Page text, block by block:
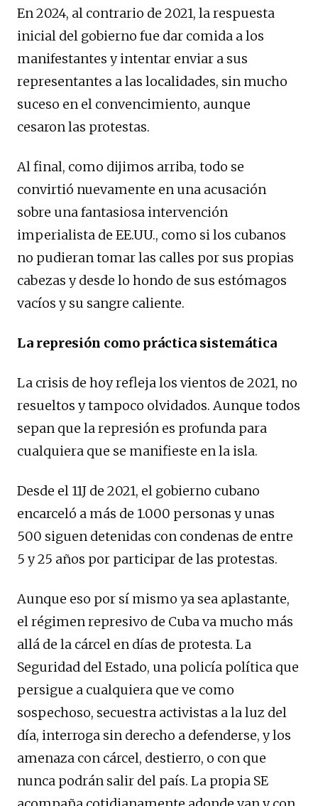
En 2024, al contrario de 2021, la respuesta
inicial del gobierno fue dar comida a los
manifestantes y intentar enviar a sus
representantes a las localidades, sin mucho
suceso en el convencimiento, aunque
cesaron las protestas.
Al final, como dijimos arriba, todo se
convirtió nuevamente en una acusación
sobre una fantasiosa intervención
imperialista de EE.UU., como si los cubanos
no pudieran tomar las calles por sus propias
cabezas y desde lo hondo de sus estómagos
vacíos y su sangre caliente.
La represión como práctica sistemática
La crisis de hoy refleja los vientos de 2021, no
resueltos y tampoco olvidados. Aunque todos
sepan que la represión es profunda para
cualquiera que se manifieste en la isla.
Desde el 11J de 2021, el gobierno cubano
encarceló a más de 1.000 personas y unas
500 siguen detenidas con condenas de entre
5 y 25 años por participar de las protestas.
Aunque eso por sí mismo ya sea aplastante,
el régimen represivo de Cuba va mucho más
allá de la cárcel en días de protesta. La
Seguridad del Estado, una policía política que
persigue a cualquiera que ve como
sospechoso, secuestra activistas a la luz del
día, interroga sin derecho a defenderse, y los
amenaza con cárcel, destierro, o con que
nunca podrán salir del país. La propia SE